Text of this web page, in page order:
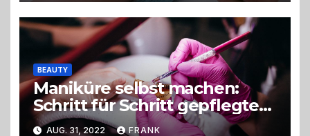
BEAUTY
Maniküre selbst machen:
Schritt für Schritt gepflegte
Hände
AUG. 31, 2022 FRANK